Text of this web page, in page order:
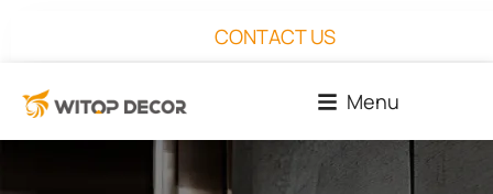
CONTACT US
Menu